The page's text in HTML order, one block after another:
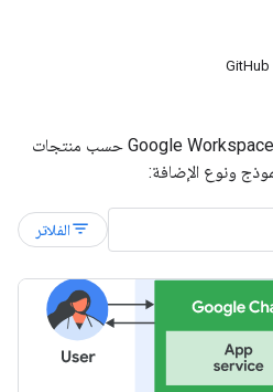
يمكنك استكشاف نماذج إضافات Google Workspace حسب منتجات
filter_listالفلاتر